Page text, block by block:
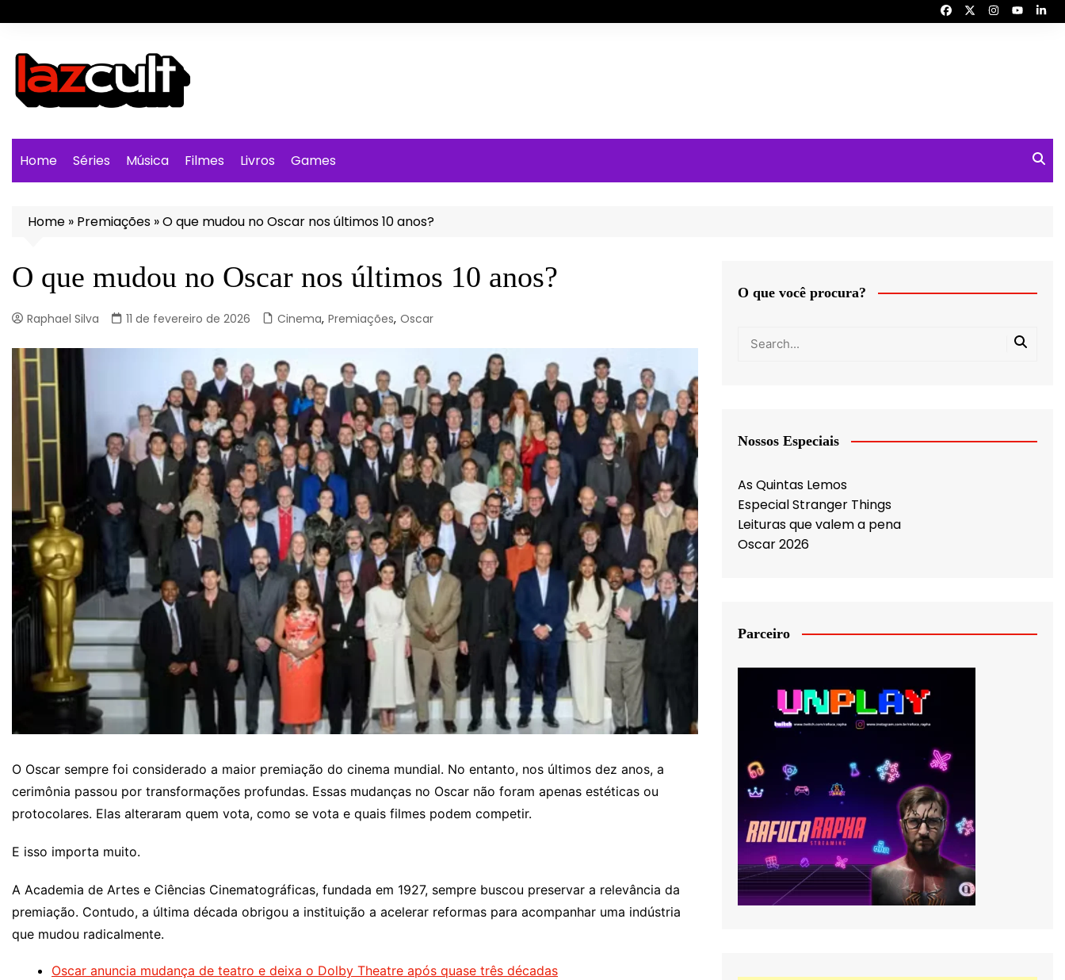
para
conteúdo
Home Séries Música Filmes Livros Games
Home » Premiações »O que mudou no Oscar nos últimos 10 anos?
O que mudou no Oscar nos últimos 10 anos?
Raphael Silva 11 de fevereiro de 2026 Cinema, Premiações, Oscar
O Oscar sempre foi considerado a maior premiação do cinema mundial. No entanto, nos últimos dez anos, a
cerimônia passou por transformações profundas. Essas mudanças no Oscar não foram apenas estéticas ou
protocolares. Elas alteraram quem vota, como se vota e quais filmes podem competir.
E isso importa muito.
A Academia de Artes e Ciências Cinematográficas, fundada em 1927, sempre buscou preservar a relevância da
premiação. Contudo, a última década obrigou a instituição a acelerar reformas para acompanhar uma indústria
que mudou radicalmente.
Oscar anuncia mudança de teatro e deixa o Dolby Theatre após quase três décadas
O que você procura?
Nossos Especiais
As Quintas Lemos
Especial Stranger Things
Leituras que valem a pena
Oscar 2026
Parceiro